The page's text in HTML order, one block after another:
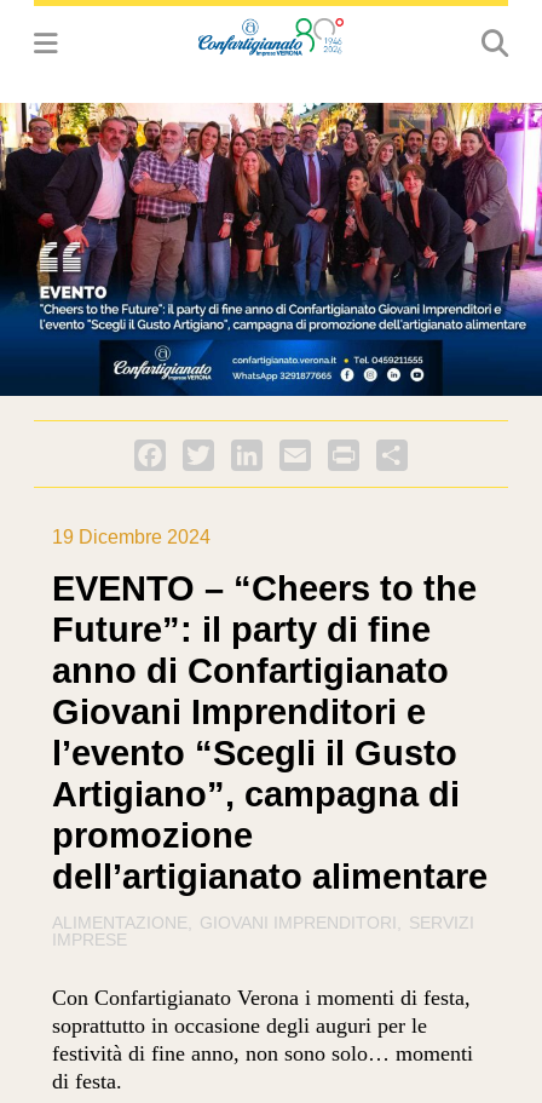
Facebook
Twitter LinkedInEmail PrintFriendly
19 Dicembre 2024
EVENTO – “Cheers to the
Future”: il party di fine
anno di Confartigianato
Giovani Imprenditori e
l’evento “Scegli il Gusto
Artigiano”, campagna di
promozione
dell’artigianato alimentare
ALIMENTAZIONE GIOVANI IMPRENDITORI
SERVIZI
IMPRESE
Con Confartigianato Verona i momenti di festa,
soprattutto in occasione degli auguri per le
festività di fine anno, non sono solo… momenti
di festa.